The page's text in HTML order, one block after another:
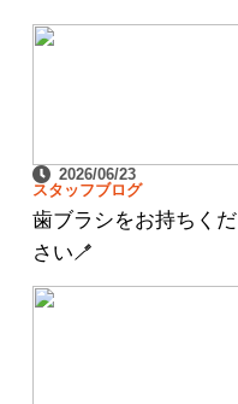
2026/06/23
スタッフブログ
歯ブラシをお持ちくだ
さい🪥